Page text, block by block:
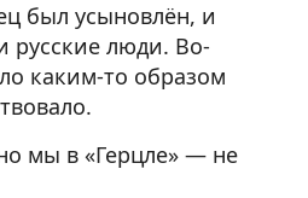
был усыновлён, и
русские люди. Во-
каким-то образом
мы в «Герцле» — не